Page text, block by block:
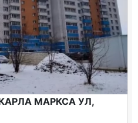
МАРКСА УЛ,